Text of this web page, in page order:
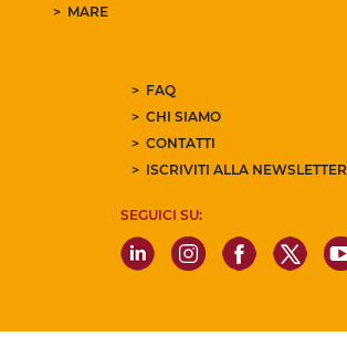
MARE
FAQ
CHI SIAMO
CONTATTI
ISCRIVITI ALLA NEWSLETTER
SEGUICI SU: